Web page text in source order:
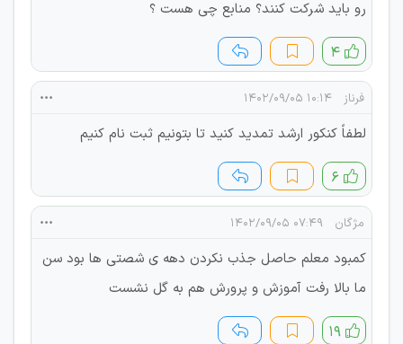
رو باید شرکت کنند؟ منابع چی هست ؟
۴
فرناز ۱۰:۱۴ ۱۴۰۲/۰۹/۰۵
لطفاً کنکور ارشد تمدید کنید تا بتونیم ثبت نام کنیم
۶
مژگان ۰۷:۴۹ ۱۴۰۲/۰۹/۰۵
کمبود معلم حاصل جذب نکردن دهه ی شصتی ها بود سن
ما بالا رفت آموزش و پرورش هم به گل نشست
۱۹